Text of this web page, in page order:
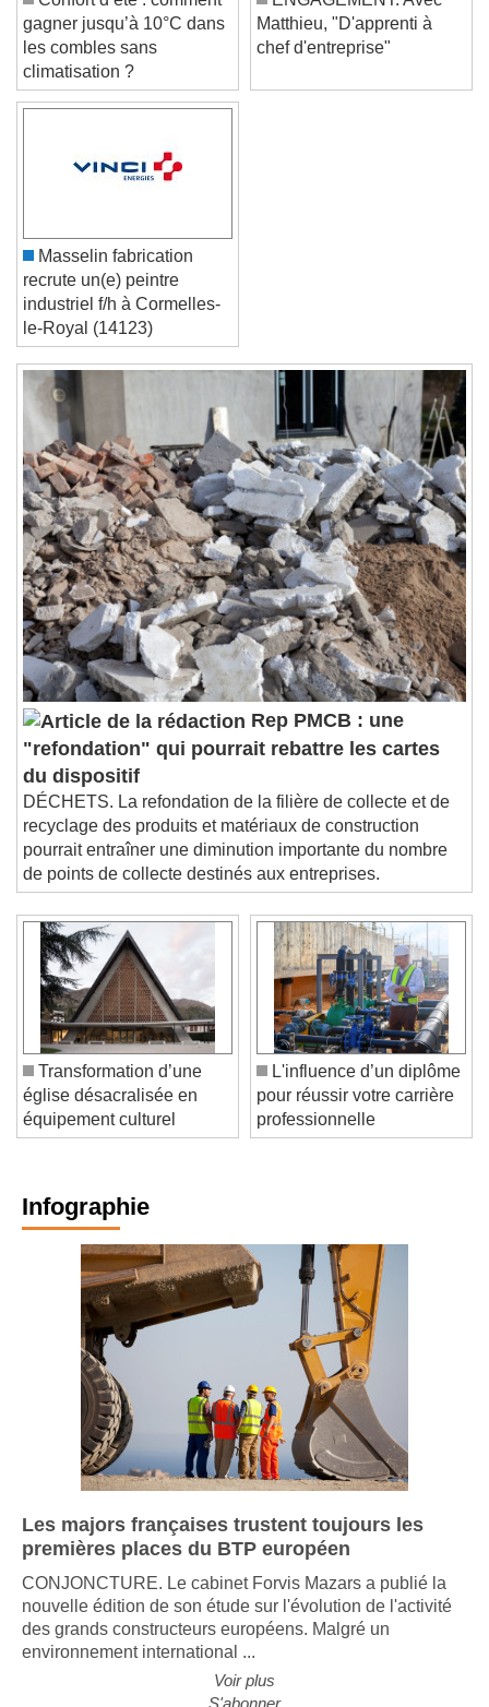
Color Opacity
Font Size
Reset
Done
Close Modal Dialog
End of dialog window.
Confort d’été : comment
gagner jusqu’à 10°C dans
les combles sans
climatisation ?
ENGAGEMENT. Avec
Matthieu, "D'apprenti à
Masselin fabrication
recrute un(e) peintre
industriel f/h à Cormelles-
le-Royal (14123)
Rep PMCB : une
"refondation" qui pourrait rebattre les cartes
du dispositif
DÉCHETS. La refondation de la filière de collecte et de
recyclage des produits et matériaux de construction
pourrait entraîner une diminution importante du nombre
de points de collecte destinés aux entreprises.
Transformation d’une
église désacralisée en
équipement culturel
L'influence d’un diplôme
pour réussir votre carrière
professionnelle
Infographie
Les majors françaises trustent toujours les
premières places du BTP européen
CONJONCTURE. Le cabinet Forvis Mazars a publié la
nouvelle édition de son étude sur l'évolution de l'activité
des grands constructeurs européens. Malgré un
Voir plus